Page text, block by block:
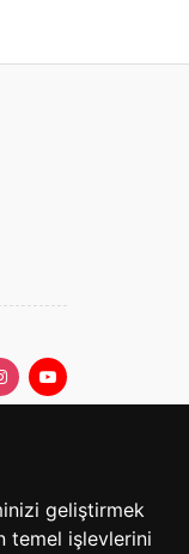
geliştirmek
temel işlevlerini
ve